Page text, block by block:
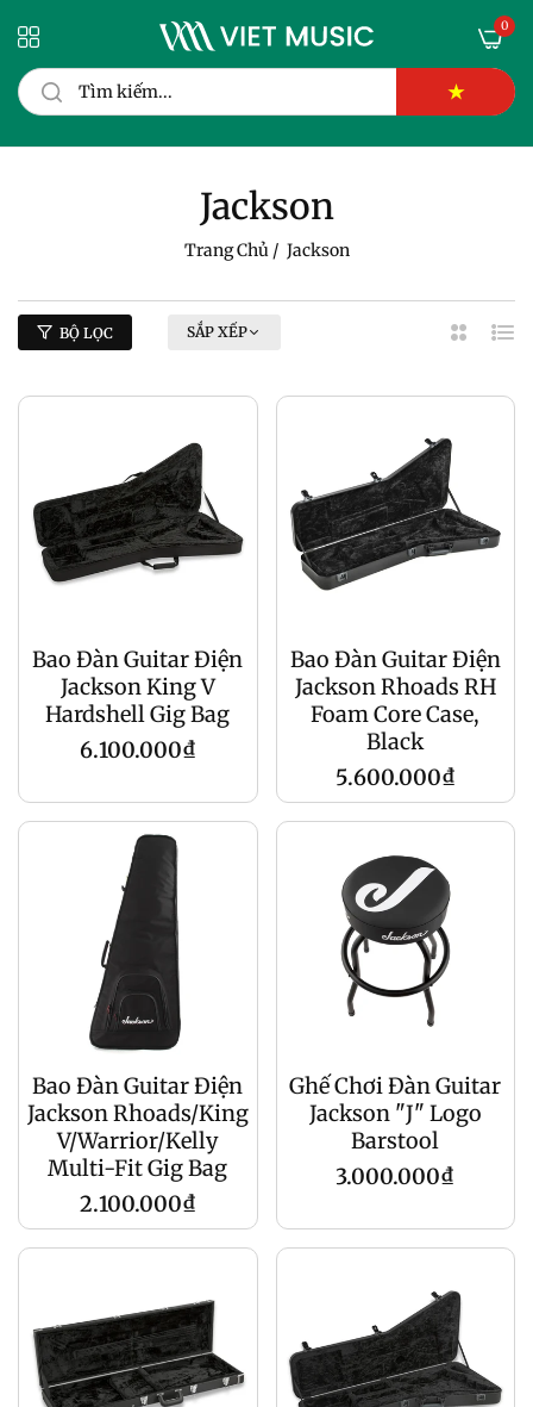
★
0
Jackson
Trang Chủ / Jackson
BỘ LỌC SẮP XẾP
2
Bao Đàn Guitar Điện
Jackson King V
Hardshell Gig Bag
Giá
6.100.000₫
Bao Đàn Guitar Điện
Jackson Rhoads RH
Foam Core Case,
Black
Giá
5.600.000₫
Bao Đàn Guitar Điện
Jackson Rhoads/King
V/Warrior/Kelly
Multi-Fit Gig Bag
Giá
gốc
2.100.000₫
Ghế Chơi Đàn Guitar
Jackson "J" Logo
Barstool
Giá
3.000.000₫